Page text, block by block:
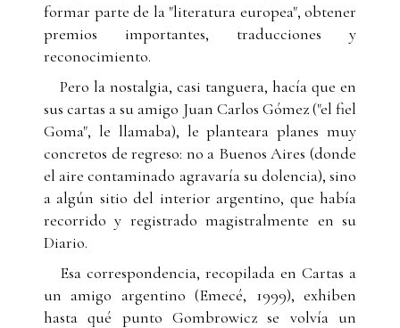
formar parte de la "literatura europea", obtener
premios importantes, traducciones y
reconocimiento.
Pero la nostalgia, casi tanguera, hacía que en
sus cartas a su amigo Juan Carlos Gómez ("el fiel
Goma", le llamaba), le planteara planes muy
concretos de regreso: no a Buenos Aires (donde
el aire contaminado agravaría su dolencia), sino
a algún sitio del interior argentino, que había
recorrido y registrado magistralmente en su
Diario.
Esa correspondencia, recopilada en Cartas a
un amigo argentino (Emecé, 1999), exhiben
hasta qué punto Gombrowicz se volvía un